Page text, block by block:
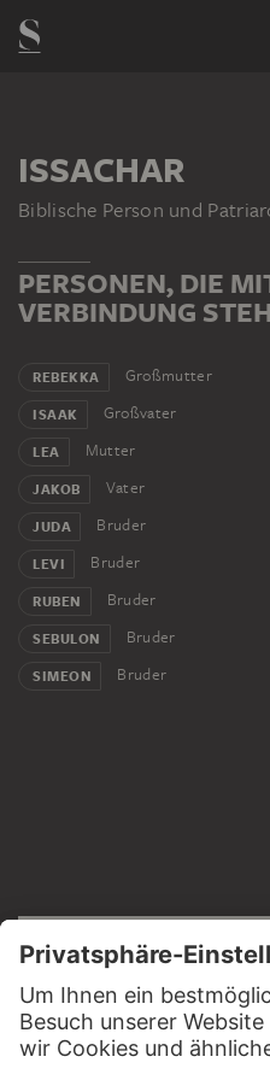
ISSACHAR
Biblische Person und
PERSONEN, DIE
VERBINDUNG
REBEKKA Großmutter
ISAAK Großvater
LEA Mutter
JAKOB Vater
JUDA Bruder
LEVI Bruder
RUBEN Bruder
SEBULON Bruder
SIMEON Bruder
Impressum
Datenschutz
Copyright © 2026 Städel Museum
All rights reserved.